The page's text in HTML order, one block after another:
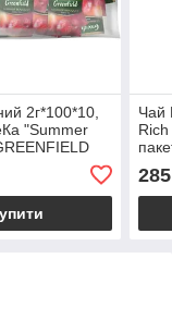
2г*100*10,
"Summer
Чай
285